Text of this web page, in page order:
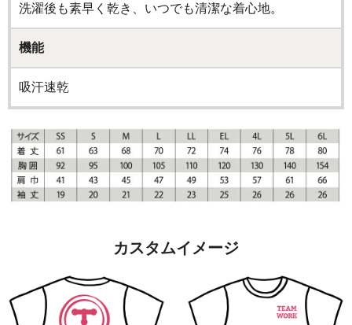
洗濯後も素早く乾き、いつでも清潔な着心地。
機能
吸汗速乾
カスタムイメージ